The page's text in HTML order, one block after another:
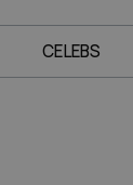
CELEBS